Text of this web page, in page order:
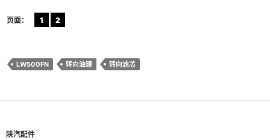
页面： 1 2
LW500FN 转向油罐 转向滤芯
陕汽配件